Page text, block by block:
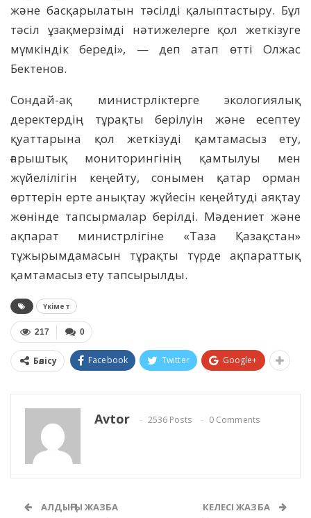
және басқарылатын тәсілді қалыптастыру. Бұл
тәсіл ұзақмерзімді нәтижелерге қол жеткізуге
мүмкіндік береді», — деп атап өтті Олжас
Бектенов.
Сондай-ақ министрліктерге экологиялық
деректердің тұрақты берілуін және есептеу
қуаттарына қол жеткізуді қамтамасыз ету,
ғарыштық мониторингінің қамтылуы мен
жүйелілігін кеңейту, сонымен қатар орман
өрттерін ерте анықтау жүйесін кеңейтуді аяқтау
жөнінде тапсырмалар берілді. Мәдениет және
ақпарат министрлігіне «Таза Қазақстан»
тұжырымдамасын тұрақты түрде ақпараттық
қамтамасыз ету тапсырылды.
Үкімет
0
217
Бөлісу Facebook Twitter Google+
Avtor 2536 Posts 0 Comments
АЛДЫҢҒЫ ЖАЗБА КЕЛЕСІ ЖАЗБА